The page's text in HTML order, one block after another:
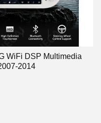
WiFi DSP Multimedia
2014